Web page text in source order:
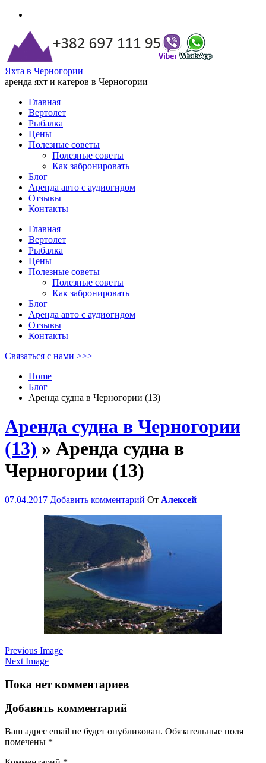
Яхта в Черногории
аренда яхт и катеров в Черногории
Главная
Вертолет
Рыбалка
Цены
Полезные советы
Полезные советы
Как забронировать
Блог
Аренда авто с аудиогидом
Отзывы
Контакты
Главная
Вертолет
Рыбалка
Цены
Полезные советы
Полезные советы
Как забронировать
Блог
Аренда авто с аудиогидом
Отзывы
Контакты
Связаться с нами >>>
Home
Блог
Аренда судна в Черногории (13)
Аренда судна в Черногории
(13) » Аренда судна в
Черногории (13)
07.04.2017 Добавить комментарий От Алексей
Previous Image
Next Image
Пока нет комментариев
Добавить комментарий
Ваш адрес email не будет опубликован. Обязательные поля
помечены *